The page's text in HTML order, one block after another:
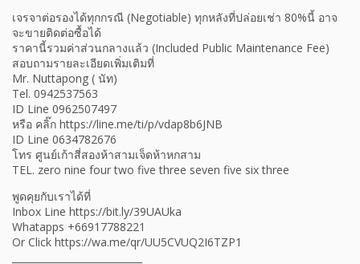
เจรจาต่อรองได้ทุกกรณี (Negotiable) ทุกหลังที่ปล่อยเช่า 80%นี้ อาจ
จะขายติดต่อซื้อได้
ราคานี้รวมค่าส่วนกลางแล้ว (Included Public Maintenance Fee)
สอบถามรายละเอียดเพิ่มเติมที่
Mr. Nuttapong ( นัท)
Tel. 0942537563
ID Line 0962507497
หรือ คลิ๊ก https://line.me/ti/p/vdap8b6JNB
ID Line 0634782676
โทร ศูนย์เก้าสี่สองห้าสามเจ็ดห้าหกสาม
TEL. zero nine four two five three seven five six three
พูดคุยกับเราได้ที่
Inbox Line https://bit.ly/39UAUka
Whatapps +66917788221
Or Click https://wa.me/qr/UU5CVUQ2I6TZP1